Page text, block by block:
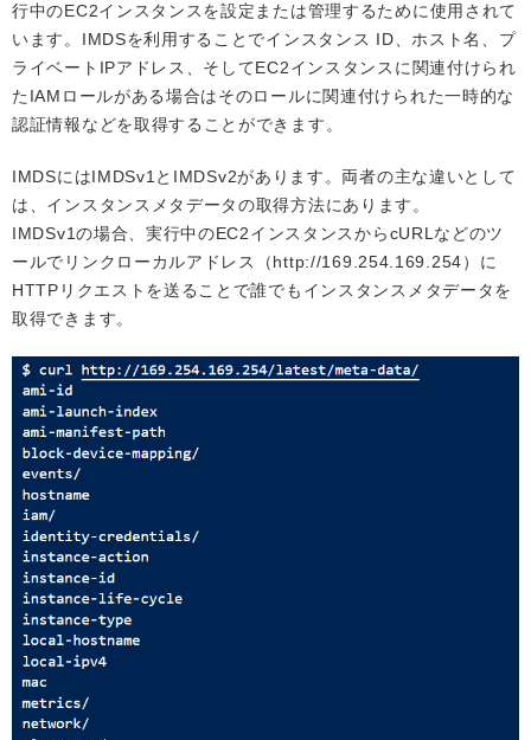
行中のEC2インスタンスを設定または管理するために使用されて
います。IMDSを利用することでインスタンス ID、ホスト名、プ
ライベートIPアドレス、そしてEC2インスタンスに関連付けられ
たIAMロールがある場合はそのロールに関連付けられた一時的な
認証情報などを取得することができます。
IMDSにはIMDSv1とIMDSv2があります。両者の主な違いとして
は、インスタンスメタデータの取得方法にあります。
IMDSv1の場合、実行中のEC2インスタンスからcURLなどのツ
ールでリンクローカルアドレス（http://169.254.169.254）に
HTTPリクエストを送ることで誰でもインスタンスメタデータを
取得できます。